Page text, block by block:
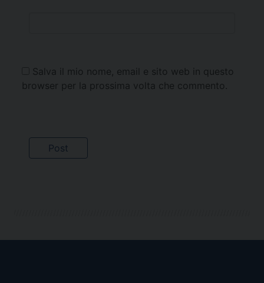
Salva il mio nome, email e sito web in questo
browser per la prossima volta che commento.